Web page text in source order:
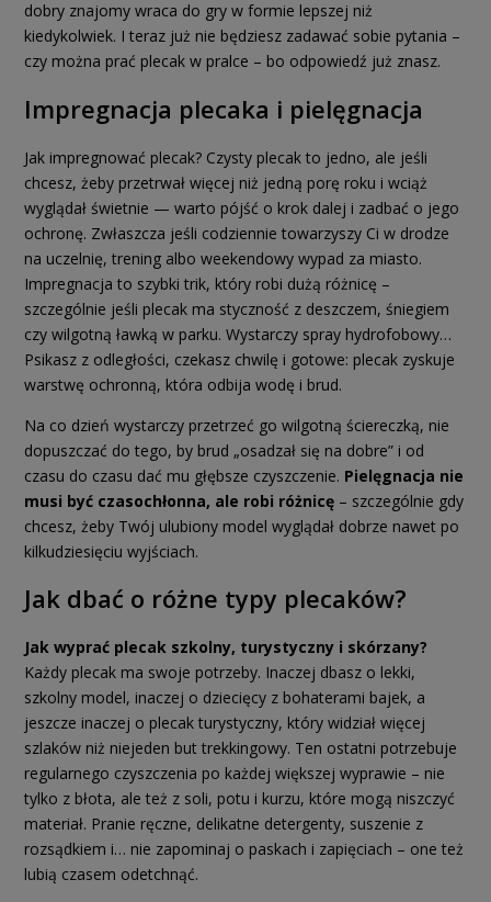
dobry znajomy wraca do gry w formie lepszej niż
kiedykolwiek. I teraz już nie będziesz zadawać sobie pytania –
czy można prać plecak w pralce – bo odpowiedź już znasz.
Impregnacja plecaka i pielęgnacja
Jak impregnować plecak? Czysty plecak to jedno, ale jeśli
chcesz, żeby przetrwał więcej niż jedną porę roku i wciąż
wyglądał świetnie — warto pójść o krok dalej i zadbać o jego
ochronę. Zwłaszcza jeśli codziennie towarzyszy Ci w drodze
na uczelnię, trening albo weekendowy wypad za miasto.
Impregnacja to szybki trik, który robi dużą różnicę –
szczególnie jeśli plecak ma styczność z deszczem, śniegiem
czy wilgotną ławką w parku. Wystarczy spray hydrofobowy…
Psikasz z odległości, czekasz chwilę i gotowe: plecak zyskuje
warstwę ochronną, która odbija wodę i brud.
Na co dzień wystarczy przetrzeć go wilgotną ściereczką, nie
dopuszczać do tego, by brud „osadzał się na dobre” i od
czasu do czasu dać mu głębsze czyszczenie. Pielęgnacja nie
musi być czasochłonna, ale robi różnicę – szczególnie gdy
chcesz, żeby Twój ulubiony model wyglądał dobrze nawet po
kilkudziesięciu wyjściach.
Jak dbać o różne typy plecaków?
Jak wyprać plecak szkolny, turystyczny i skórzany?
Każdy plecak ma swoje potrzeby. Inaczej dbasz o lekki,
szkolny model, inaczej o dziecięcy z bohaterami bajek, a
jeszcze inaczej o plecak turystyczny, który widział więcej
szlaków niż niejeden but trekkingowy. Ten ostatni potrzebuje
regularnego czyszczenia po każdej większej wyprawie – nie
tylko z błota, ale też z soli, potu i kurzu, które mogą niszczyć
materiał. Pranie ręczne, delikatne detergenty, suszenie z
rozsądkiem i… nie zapominaj o paskach i zapięciach – one też
lubią czasem odetchnąć.